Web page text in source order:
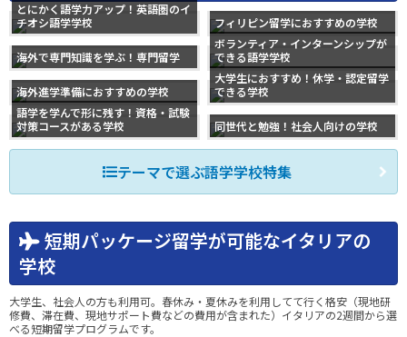
とにかく語学力アップ！英語圏のイ
チオシ語学学校
フィリピン留学におすすめの学校
海外で専門知識を学ぶ！専門留学
ボランティア・インターンシップが
できる語学学校
海外進学準備におすすめの学校
大学生におすすめ！休学・認定留学
できる学校
語学を学んで形に残す！資格・試験
対策コースがある学校
同世代と勉強！社会人向けの学校
テーマで選ぶ語学学校特集
短期パッケージ留学が可能なイタリアの
学校
大学生、社会人の方も利用可。春休み・夏休みを利用してて行く格安（現地研
修費、滞在費、現地サポート費などの費用が含まれた）イタリアの2週間から選
べる短期留学プログラムです。